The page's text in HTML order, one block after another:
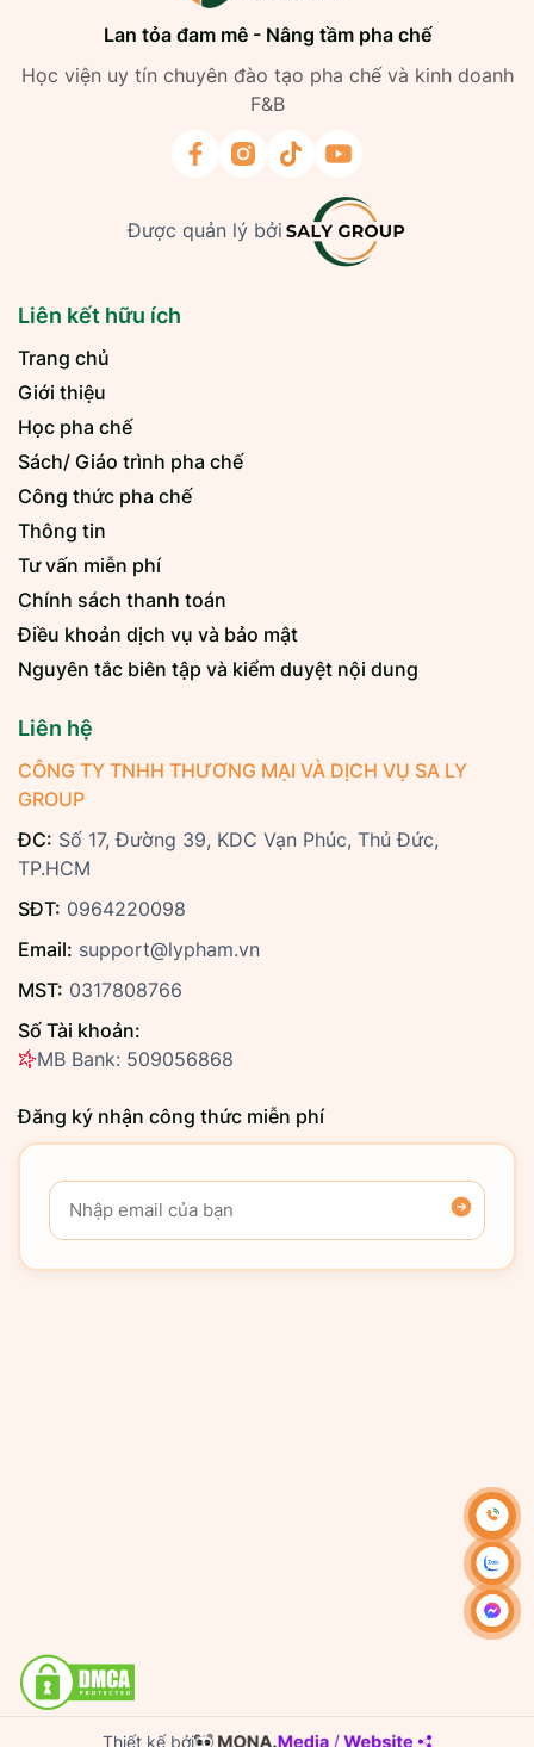
Lan tỏa đam mê - Nâng tầm pha chế
Học viện uy tín chuyên đào tạo pha chế và kinh doanh
F&B
Được quản lý bởi
Liên kết hữu ích
Trang chủ
Giới thiệu
Học pha chế
Sách/ Giáo trình pha chế
Công thức pha chế
Thông tin
Tư vấn miễn phí
Chính sách thanh toán
Điều khoản dịch vụ và bảo mật
Nguyên tắc biên tập và kiểm duyệt nội dung
Liên hệ
CÔNG TY TNHH THƯƠNG MẠI VÀ DỊCH VỤ SA LY
GROUP
ĐC: Số 17, Đường 39, KDC Vạn Phúc, Thủ Đức,
TP.HCM
SĐT: 0964220098
Email: support@lypham.vn
MST: 0317808766
Số Tài khoản:
MB Bank: 509056868
Đăng ký nhận công thức miễn phí
Thiết kế bởi